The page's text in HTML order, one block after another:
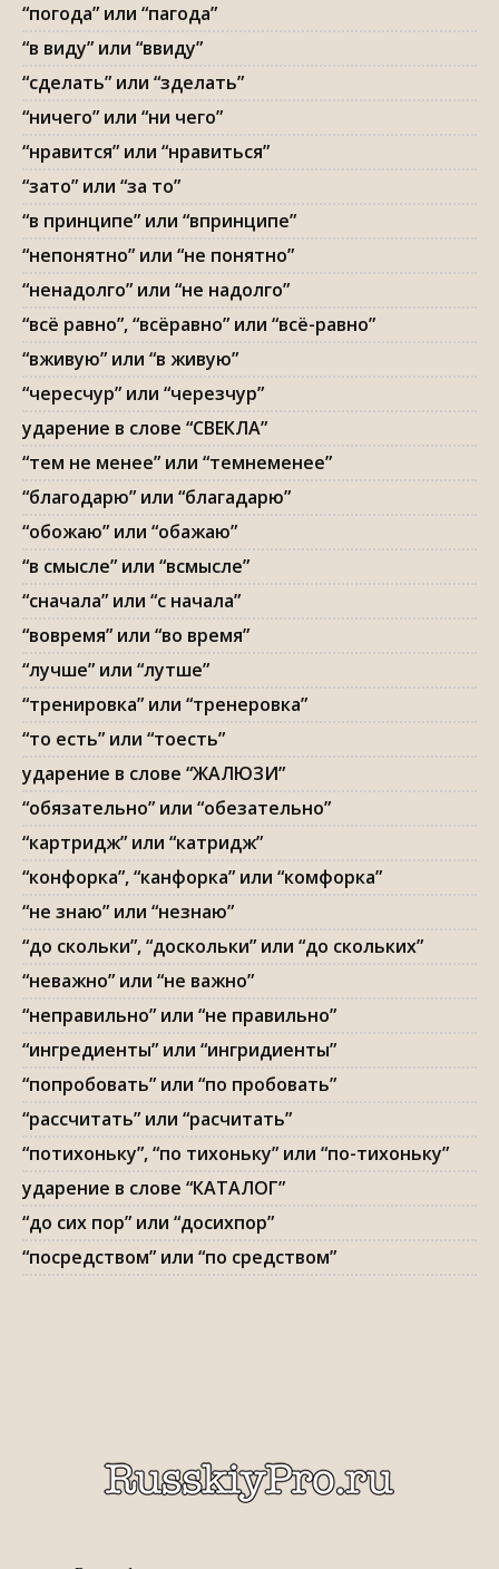
“погода” или “пагода”
“в виду” или “ввиду”
“сделать” или “зделать”
“ничего” или “ни чего”
“нравится” или “нравиться”
“зато” или “за то”
“в принципе” или “впринципе”
“непонятно” или “не понятно”
“ненадолго” или “не надолго”
“всё равно”, “всёравно” или “всё-равно”
“вживую” или “в живую”
“чересчур” или “черезчур”
ударение в слове “СВЕКЛА”
“тем не менее” или “темнеменее”
“благодарю” или “благадарю”
“обожаю” или “обажаю”
“в смысле” или “всмысле”
“сначала” или “с начала”
“вовремя” или “во время”
“лучше” или “лутше”
“тренировка” или “тренеровка”
“то есть” или “тоесть”
ударение в слове “ЖАЛЮЗИ”
“обязательно” или “обезательно”
“картридж” или “катридж”
“конфорка”, “канфорка” или “комфорка”
“не знаю” или “незнаю”
“до скольки”, “доскольки” или “до скольких”
“неважно” или “не важно”
“неправильно” или “не правильно”
“ингредиенты” или “ингридиенты”
“попробовать” или “по пробовать”
“рассчитать” или “расчитать”
“потихоньку”, “по тихоньку” или “по-тихоньку”
ударение в слове “КАТАЛОГ”
“до сих пор” или “досихпор”
“посредством” или “по средством”